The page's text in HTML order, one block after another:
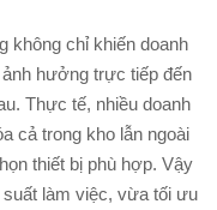
không chỉ khiến doanh
hưởng trực tiếp đến
Thực tế, nhiều doanh
cả trong kho lẫn ngoài
thiết bị phù hợp. Vậy
làm việc, vừa tối ưu